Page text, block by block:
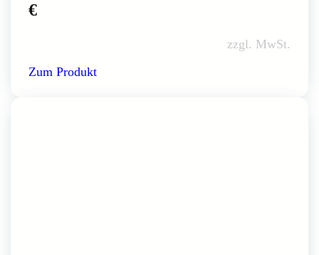
€
zzgl. MwSt.
Zum Produkt